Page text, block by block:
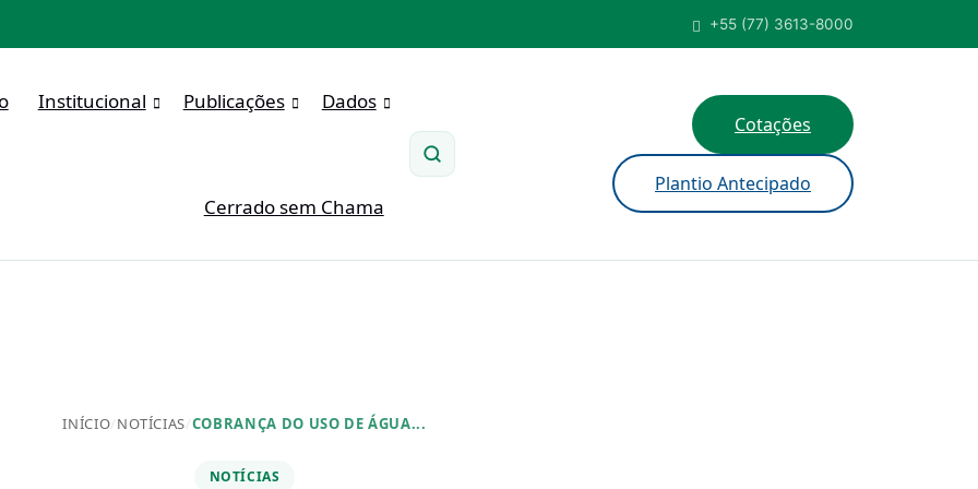
+55 (77) 3613-8000
Institucional Publicações Dados
Cerrado sem Chama
Pesquisar
Cotações
Plantio Antecipado
INÍCIO/NOTÍCIAS/COBRANÇA DO USO DE ÁGUA...
NOTÍCIAS